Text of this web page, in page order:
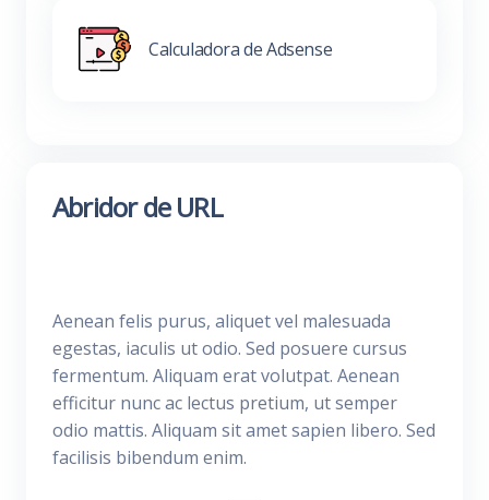
Calculadora de Adsense
Abridor de URL
Aenean felis purus, aliquet vel malesuada
egestas, iaculis ut odio. Sed posuere cursus
fermentum. Aliquam erat volutpat. Aenean
efficitur nunc ac lectus pretium, ut semper
odio mattis. Aliquam sit amet sapien libero. Sed
facilisis bibendum enim.